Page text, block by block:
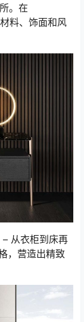
。在
料、饰面和风
从衣柜到床再
，营造出精致